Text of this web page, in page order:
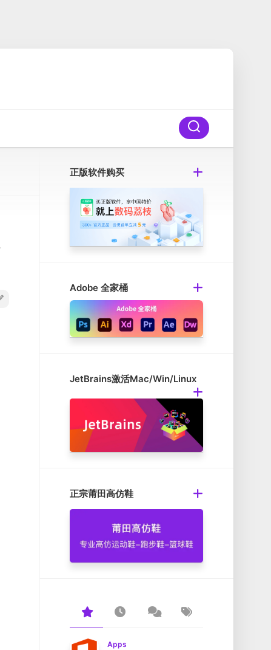
正版软件购买
Adobe 全家桶
JetBrains激活Mac/Win/Linux
正宗莆田高仿鞋
Apps